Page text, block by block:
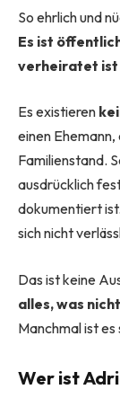
So ehrlich und
Es ist
verheiratet ist
Es existieren
einen
Familienstand.
ausdrücklich
dokumentiert
sich nicht
Das ist keine
alles, was
Manchmal ist
Wer ist